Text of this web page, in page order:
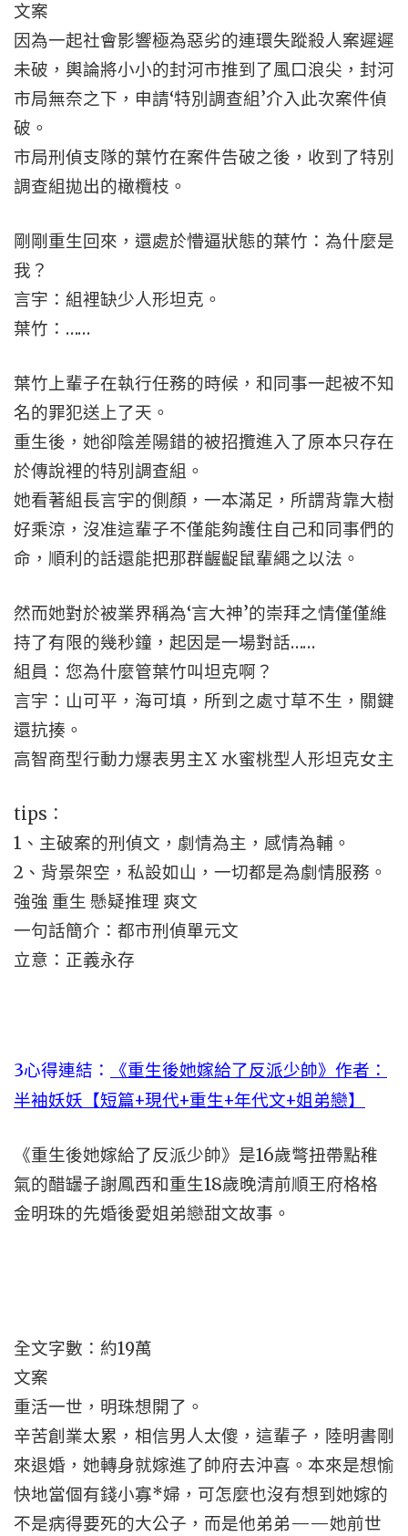
文案
因為一起社會影響極為惡劣的連環失蹤殺人案遲遲
未破，輿論將小小的封河市推到了風口浪尖，封河
市局無奈之下，申請‘特別調查組’介入此次案件偵
破。
市局刑偵支隊的葉竹在案件告破之後，收到了特別
調查組拋出的橄欖枝。
剛剛重生回來，還處於懵逼狀態的葉竹：為什麼是
我？
言宇：組裡缺少人形坦克。
葉竹：……
葉竹上輩子在執行任務的時候，和同事一起被不知
名的罪犯送上了天。
重生後，她卻陰差陽錯的被招攬進入了原本只存在
於傳說裡的特別調查組。
她看著組長言宇的側顏，一本滿足，所謂背靠大樹
好乘涼，沒准這輩子不僅能夠護住自己和同事們的
命，順利的話還能把那群齷齪鼠輩繩之以法。
然而她對於被業界稱為‘言大神’的崇拜之情僅僅維
持了有限的幾秒鐘，起因是一場對話……
組員：您為什麼管葉竹叫坦克啊？
言宇：山可平，海可填，所到之處寸草不生，關鍵
還抗揍。
高智商型行動力爆表男主X 水蜜桃型人形坦克女主
tips：
1、主破案的刑偵文，劇情為主，感情為輔。
2、背景架空，私設如山，一切都是為劇情服務。
強強 重生 懸疑推理 爽文
一句話簡介：都市刑偵單元文
立意：正義永存
3心得連結：
《重生後她嫁給了反派少帥》作者：
半袖妖妖【短篇+現代+重生+年代文+姐弟戀】
《重生後她嫁給了反派少帥》是16歲彆扭帶點稚
氣的醋罎子謝鳳西和重生18歲晚清前順王府格格
金明珠的先婚後愛姐弟戀甜文故事。
全文字數：約19萬
文案
重活一世，明珠想開了。
辛苦創業太累，相信男人太傻，這輩子，陸明書剛
來退婚，她轉身就嫁進了帥府去沖喜。本來是想愉
快地當個有錢小寡*婦，可怎麼也沒有想到她嫁的
不是病得要死的大公子，而是他弟弟——她前世